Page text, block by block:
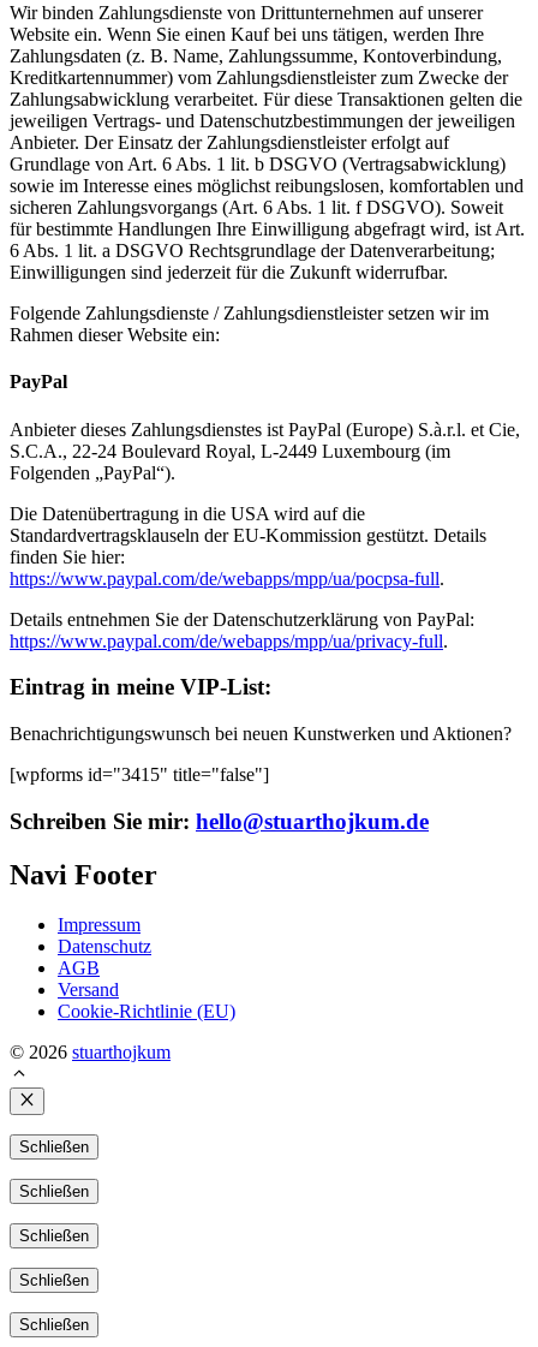
Wir binden Zahlungsdienste von Drittunternehmen auf unserer
Website ein. Wenn Sie einen Kauf bei uns tätigen, werden Ihre
Zahlungsdaten (z. B. Name, Zahlungssumme, Kontoverbindung,
Kreditkartennummer) vom Zahlungsdienstleister zum Zwecke der
Zahlungsabwicklung verarbeitet. Für diese Transaktionen gelten die
jeweiligen Vertrags- und Datenschutzbestimmungen der jeweiligen
Anbieter. Der Einsatz der Zahlungsdienstleister erfolgt auf
Grundlage von Art. 6 Abs. 1 lit. b DSGVO (Vertragsabwicklung)
sowie im Interesse eines möglichst reibungslosen, komfortablen und
sicheren Zahlungsvorgangs (Art. 6 Abs. 1 lit. f DSGVO). Soweit
für bestimmte Handlungen Ihre Einwilligung abgefragt wird, ist Art.
6 Abs. 1 lit. a DSGVO Rechtsgrundlage der Datenverarbeitung;
Einwilligungen sind jederzeit für die Zukunft widerrufbar.
Folgende Zahlungsdienste / Zahlungsdienstleister setzen wir im
Rahmen dieser Website ein:
PayPal
Anbieter dieses Zahlungsdienstes ist PayPal (Europe) S.à.r.l. et Cie,
S.C.A., 22-24 Boulevard Royal, L-2449 Luxembourg (im
Folgenden „PayPal“).
Die Datenübertragung in die USA wird auf die
Standardvertragsklauseln der EU-Kommission gestützt. Details
finden Sie hier:
https://www.paypal.com/de/webapps/mpp/ua/pocpsa-full.
Details entnehmen Sie der Datenschutzerklärung von PayPal:
https://www.paypal.com/de/webapps/mpp/ua/privacy-full.
Eintrag in meine VIP-List:
Benachrichtigungswunsch bei neuen Kunstwerken und Aktionen?
[wpforms id="3415" title="false"]
Schreiben Sie mir: hello@stuarthojkum.de
Navi Footer
Impressum
Datenschutz
AGB
Versand
Cookie-Richtlinie (EU)
© 2026 stuarthojkum
Schließen
Schließen
Schließen
Schließen
Schließen
Schließen